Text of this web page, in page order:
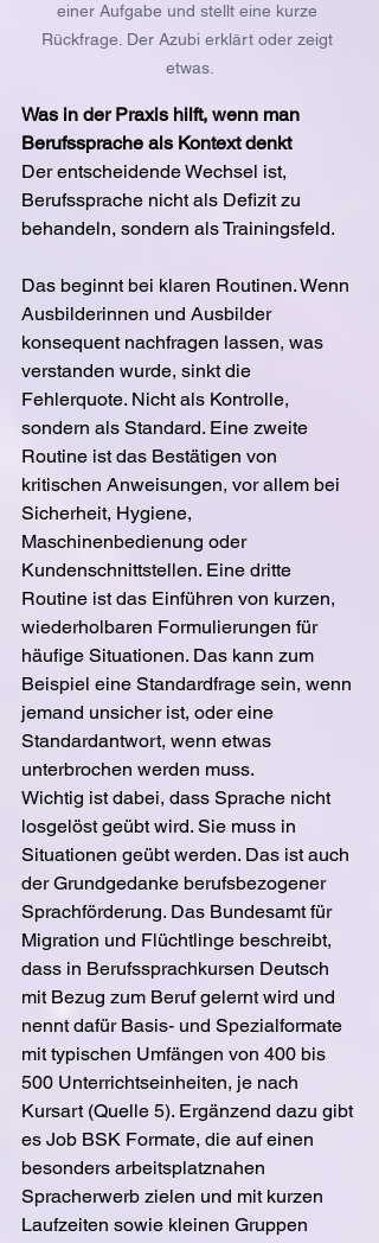
einer Aufgabe und stellt eine kurze
Rückfrage. Der Azubi erklärt oder zeigt
etwas.
Was in der Praxis hilft, wenn man
Berufssprache als Kontext denkt
Der entscheidende Wechsel ist,
Berufssprache nicht als Defizit zu
behandeln, sondern als Trainingsfeld.
Das beginnt bei klaren Routinen. Wenn
Ausbilderinnen und Ausbilder
konsequent nachfragen lassen, was
verstanden wurde, sinkt die
Fehlerquote. Nicht als Kontrolle,
sondern als Standard. Eine zweite
Routine ist das Bestätigen von
kritischen Anweisungen, vor allem bei
Sicherheit, Hygiene,
Maschinenbedienung oder
Kundenschnittstellen. Eine dritte
Routine ist das Einführen von kurzen,
wiederholbaren Formulierungen für
häufige Situationen. Das kann zum
Beispiel eine Standardfrage sein, wenn
jemand unsicher ist, oder eine
Standardantwort, wenn etwas
unterbrochen werden muss.
Wichtig ist dabei, dass Sprache nicht
losgelöst geübt wird. Sie muss in
Situationen geübt werden. Das ist auch
der Grundgedanke berufsbezogener
Sprachförderung. Das Bundesamt für
Migration und Flüchtlinge beschreibt,
dass in Berufssprachkursen Deutsch
mit Bezug zum Beruf gelernt wird und
nennt dafür Basis- und Spezialformate
mit typischen Umfängen von 400 bis
500 Unterrichtseinheiten, je nach
Kursart (Quelle 5). Ergänzend dazu gibt
es Job BSK Formate, die auf einen
besonders arbeitsplatznahen
Spracherwerb zielen und mit kurzen
Laufzeiten sowie kleinen Gruppen